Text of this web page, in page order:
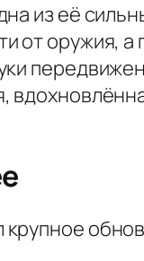
из её
от оружия,